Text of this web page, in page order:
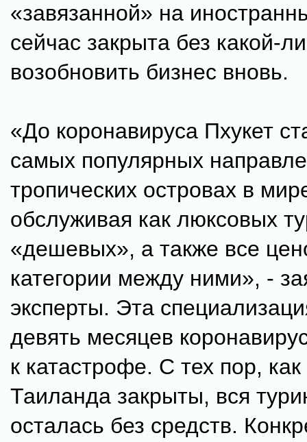
«завязанной» на
сейчас закрыта без какой-
возобновить бизнес вновь.
«До коронавируса Пхукет
самых популярных
тропических островах в
обслуживая как люксовых
«дешевых», а также все
категории между ними», -
эксперты. Эта
девять месяцев
к катастрофе. С тех пор,
Таиланда закрыты, вся
осталась без средств.